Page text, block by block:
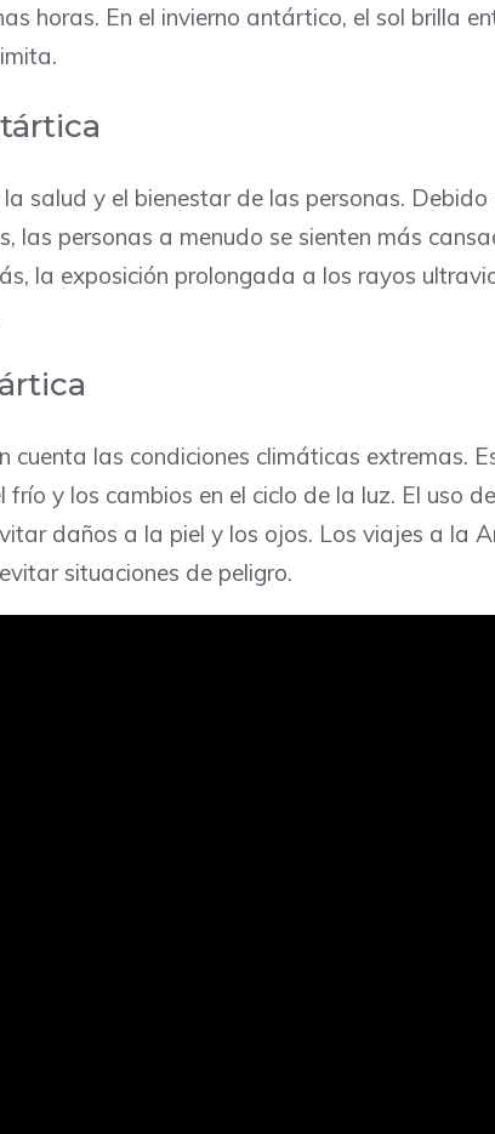
horas. En el invierno antártico, el sol brilla
salud y el bienestar de las personas. Debido
las personas a menudo se sienten más
la exposición prolongada a los rayos
las condiciones climáticas extremas.
y los cambios en el ciclo de la luz. El uso de
daños a la piel y los ojos. Los viajes a la
situaciones de peligro.